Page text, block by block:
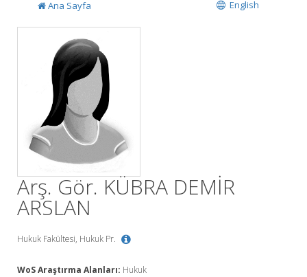
English
Ana Sayfa
Arş. Gör. KÜBRA DEMİR
ARSLAN
Hukuk Fakültesi, Hukuk Pr.
WoS Araştırma Alanları: Hukuk